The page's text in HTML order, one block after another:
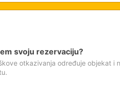
svoju rezervaciju?
otkazivanja određuje objekat